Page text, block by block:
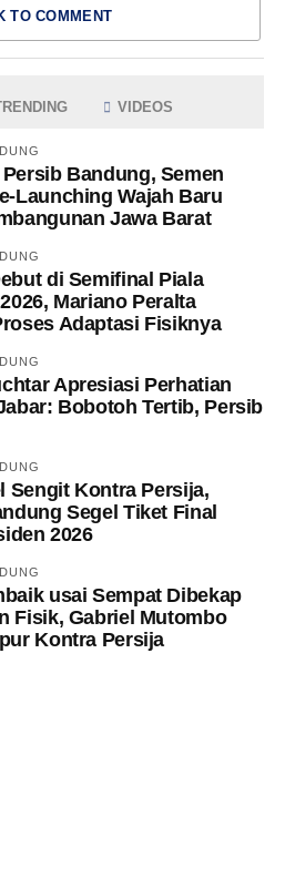
TO COMMENT
VIDEOS
Bandung, Semen
Launching Wajah Baru
Jawa Barat
di Semifinal Piala
Mariano Peralta
Adaptasi Fisiknya
Apresiasi Perhatian
Bobotoh Tertib, Persib
Sengit Kontra Persija,
Segel Tiket Final
2026
usai Sempat Dibekap
Fisik, Gabriel Mutombo
Kontra Persija